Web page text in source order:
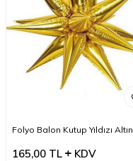
Folyo Balon Kutup Yıldızı Altın
165,00 TL KDV